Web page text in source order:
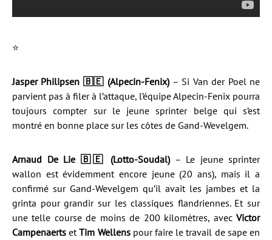
⭐️
Jasper Philipsen 🇧🇪 (Alpecin-Fenix)– Si Van der Poel ne
parvient pas à filer à l’attaque, l’équipe Alpecin-Fenix pourra
toujours compter sur le jeune sprinter belge qui s’est
montré en bonne place sur les côtes de Gand-Wevelgem.
Arnaud De Lie 🇧🇪 (Lotto-Soudal)– Le jeune sprinter
wallon est évidemment encore jeune (20 ans), mais il a
confirmé sur Gand-Wevelgem qu’il avait les jambes et la
grinta pour grandir sur les classiques flandriennes. Et sur
une telle course de moins de 200 kilomètres, avec Victor
CampenaertsetTim Wellens pour faire le travail de sape en